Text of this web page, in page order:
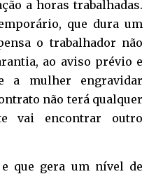
a horas trabalhadas.
que dura um
o trabalhador não
ao aviso prévio e
a mulher engravidar
não terá qualquer
vai encontrar outro
que gera um nível de